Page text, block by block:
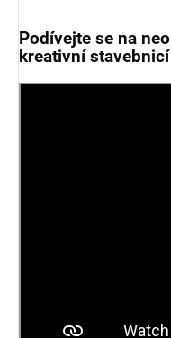
Podívejte se na
kreativní